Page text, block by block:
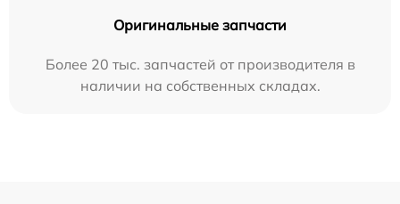
Оригинальные запчасти
Более 20 тыс. запчастей от производителя в
наличии на собственных складах.